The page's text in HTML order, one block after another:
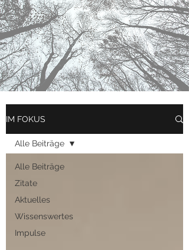
IM FOKUS
Alle Beiträge
Zitate
Aktuelles
Wissenswertes
Impulse
Alle Beiträge